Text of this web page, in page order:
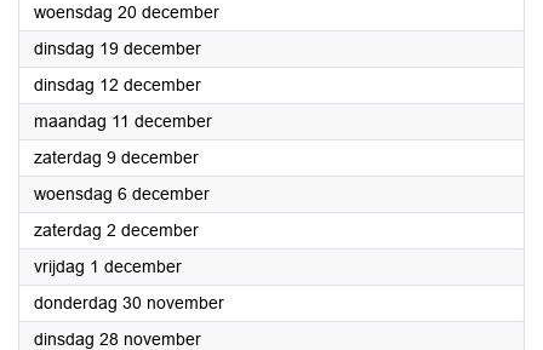
woensdag 20 december2023
dinsdag 19 december2023
dinsdag 12 december2023
maandag 11 december2023
zaterdag 9 december2023
woensdag 6 december2023
zaterdag 2 december2023
vrijdag 1 december2023
donderdag 30 november2023
dinsdag 28 november2023